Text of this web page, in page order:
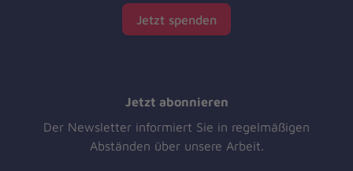
Jetzt spenden
Jetzt abonnieren
Der Newsletter informiert Sie in regelmäßigen
Abständen über unsere Arbeit.